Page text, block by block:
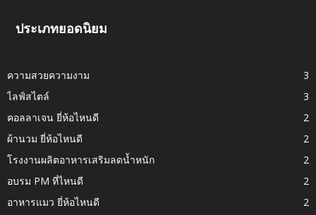
ประเภทยอดนิยม
ความสวยความงาม
3
ไลฟ์สไตล์
3
คอลลาเจน ยี่ห้อไหนดี
2
ผ้านวม ยี่ห้อไหนดี
2
โรงงานผลิตอาหารเสริมลดน้ำหนัก
2
อบรม PM ที่ไหนดี
2
อาหารแมว ยี่ห้อไหนดี
2